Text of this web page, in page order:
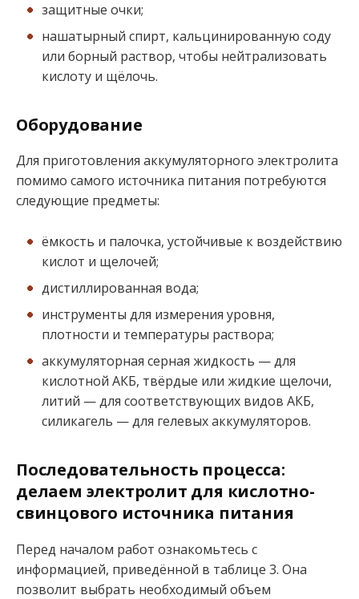
защитные очки;
нашатырный спирт, кальцинированную соду
или борный раствор, чтобы нейтрализовать
кислоту и щёлочь.
Оборудование
Для приготовления аккумуляторного электролита
помимо самого источника питания потребуются
следующие предметы:
ёмкость и палочка, устойчивые к воздействию
кислот и щелочей;
дистиллированная вода;
инструменты для измерения уровня,
плотности и температуры раствора;
аккумуляторная серная жидкость — для
кислотной АКБ, твёрдые или жидкие щелочи,
литий — для соответствующих видов АКБ,
силикагель — для гелевых аккумуляторов.
Последовательность процесса:
делаем электролит для кислотно-
свинцового источника питания
Перед началом работ ознакомьтесь с
информацией, приведённой в таблице 3. Она
позволит выбрать необходимый объем